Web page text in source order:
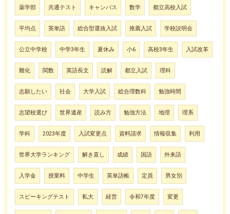
薬学部 共通テスト キャンパス 数学 都立高校入試
平均点 英単語 総合型選抜入試 推薦入試 学校説明会
公立中学校 中学3年生 夏休み 小6 高校3年生 入試改革
難化 関数 英語長文 読解 都立入試 理科
志願したい 社会 大学入試 総合理数科 勉強時間
志望校選び 世界遺産 読み方 勉強方法 地理 理系
学科 2023年度 入試変更点 資料請求 情報収集 利用
世界大学ランキング 解き直し 成績 国語 外来語
入学金 授業料 中学生 英単語帳 定員 男女別
スピーキングテスト 私大 経営 令和7年度 変更